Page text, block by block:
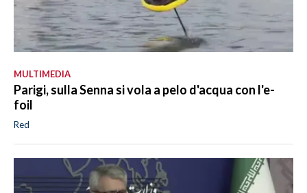
MULTIMEDIA
Parigi, sulla Senna si vola a pelo d'acqua con l'e-
foil
Red